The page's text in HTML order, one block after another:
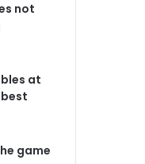
not
at
game